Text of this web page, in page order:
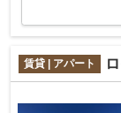
賃貸 | アパート